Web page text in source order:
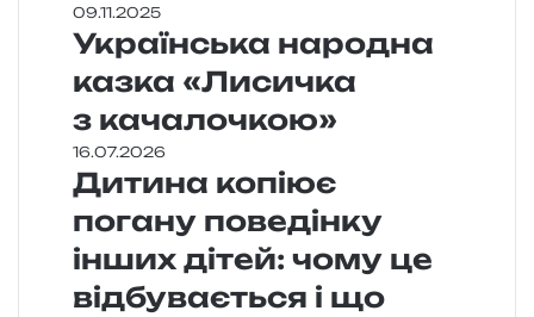
09.11.2025
Українська народна
казка «Лисичка
з качалочкою»
16.07.2026
Дитина копіює
погану поведінку
інших дітей: чому це
відбувається і що